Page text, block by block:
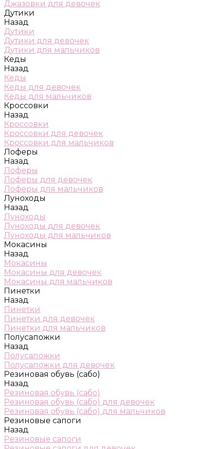
Джазовки для девочек
Дутики
Назад
Дутики
Дутики для девочек
Дутики для мальчиков
Кеды
Назад
Кеды
Кеды для девочек
Кеды для мальчиков
Кроссовки
Назад
Кроссовки
Кроссовки для девочек
Кроссовки для мальчиков
Лоферы
Назад
Лоферы
Лоферы для девочек
Лоферы для мальчиков
Луноходы
Назад
Луноходы
Луноходы для девочек
Луноходы для мальчиков
Мокасины
Назад
Мокасины
Мокасины для девочек
Мокасины для мальчиков
Пинетки
Назад
Пинетки
Пинетки для девочек
Пинетки для мальчиков
Полусапожки
Назад
Полусапожки
Полусапожки для девочек
Резиновая обувь (сабо)
Назад
Резиновая обувь (сабо)
Резиновая обувь (сабо) для девочек
Резиновая обувь (сабо) для мальчиков
Резиновые сапоги
Назад
Резиновые сапоги